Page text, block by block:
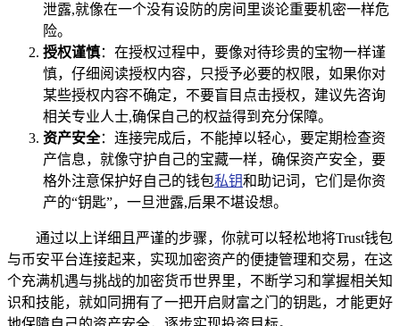
泄露,就像在一个没有设防的房间里谈论重要机密一样危
险。
授权谨慎：在授权过程中，要像对待珍贵的宝物一样谨
慎，仔细阅读授权内容，只授予必要的权限，如果你对
某些授权内容不确定，不要盲目点击授权，建议先咨询
相关专业人士,确保自己的权益得到充分保障。
资产安全：连接完成后，不能掉以轻心，要定期检查资
产信息，就像守护自己的宝藏一样，确保资产安全，要
格外注意保护好自己的钱包私钥和助记词，它们是你资
产的“钥匙”，一旦泄露,后果不堪设想。
通过以上详细且严谨的步骤，你就可以轻松地将Trust钱包
与币安平台连接起来，实现加密资产的便捷管理和交易，在这
个充满机遇与挑战的加密货币世界里，不断学习和掌握相关知
识和技能，就如同拥有了一把开启财富之门的钥匙，才能更好